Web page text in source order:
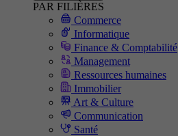
PAR FILIÈRES
Commerce
Informatique
Finance & Comptabilité
Management
Ressources humaines
Immobilier
Art & Culture
Communication
Santé